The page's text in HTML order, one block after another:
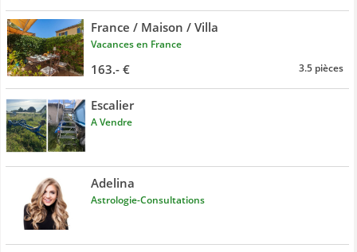
France / Maison / Villa
Vacances en France
163.- € 3.5 pièces
Escalier
A Vendre
Adelina
Astrologie-Consultations